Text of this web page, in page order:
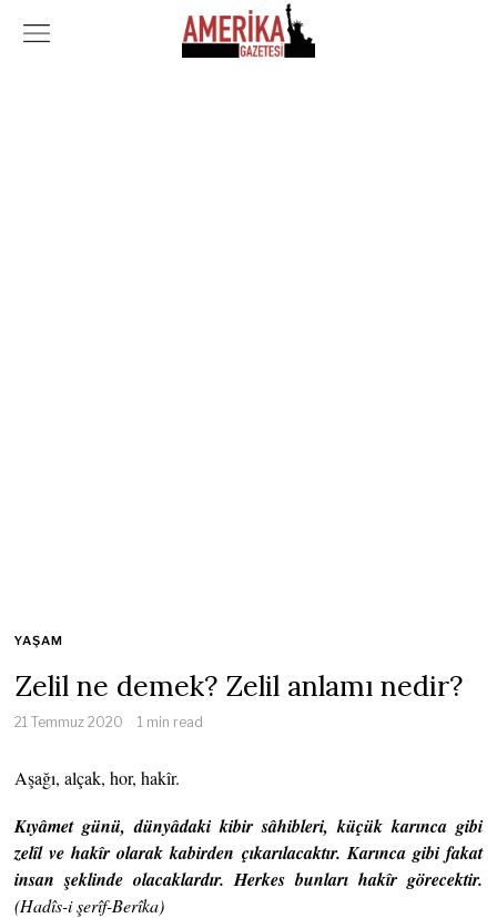
YAŞAM
Zelil ne demek? Zelil anlamı nedir?
21 Temmuz 2020 1 min read
Aşağı, alçak, hor, hakîr.
Kıyâmet günü, dünyâdaki kibir sâhibleri, küçük karınca gibi
zelîl ve hakîr olarak kabirden çıkarılacaktır. Karınca gibi fakat
insan şeklinde olacaklardır. Herkes bunları hakîr görecektir.
(Hadîs-i şerîf-Berîka)